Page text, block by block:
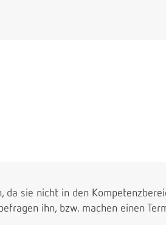
sie nicht in den
ihn, bzw. machen einen